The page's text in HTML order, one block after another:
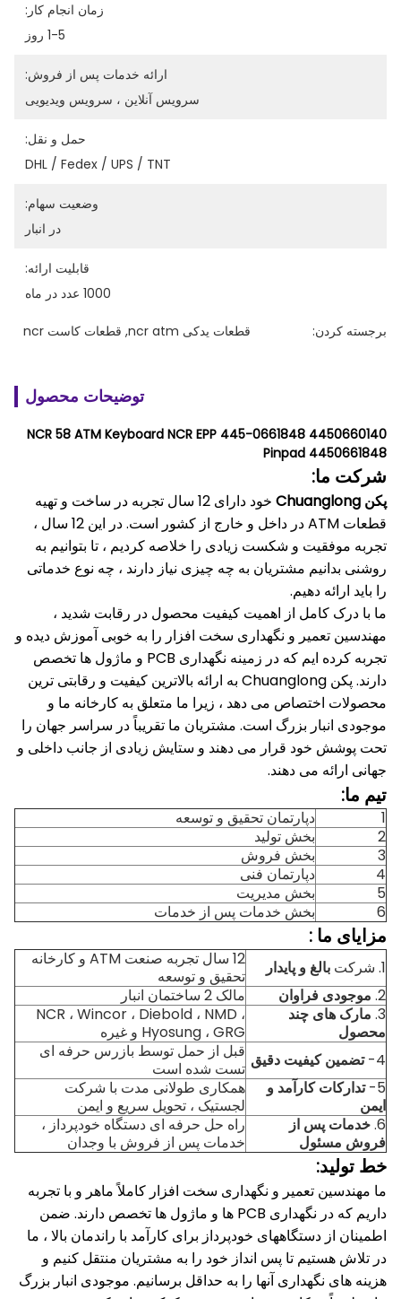
زمان انجام کار:
1-5 روز
ارائه خدمات پس از فروش:
سرویس آنلاین ، سرویس ویدیویی
حمل و نقل:
DHL / Fedex / UPS / TNT
وضعیت سهام:
در انبار
قابلیت ارائه:
1000 عدد در ماه
برجسته کردن: قطعات یدکی ncr atm , قطعات کاست ncr
توضیحات محصول
4450660140 445-0661848 NCR 58 ATM Keyboard NCR EPP
Pinpad 4450661848
شرکت ما:
پکن Chuanglong
خود دارای 12 سال تجربه در ساخت و تهیه
قطعات ATM در داخل و خارج از کشور است.
در این 12 سال ،
تجربه موفقیت و شکست زیادی را خلاصه کردیم ، تا بتوانیم به
روشنی بدانیم مشتریان به چه چیزی نیاز دارند ، چه نوع خدماتی
را باید ارائه دهیم.
ما با درک کامل از اهمیت کیفیت محصول در رقابت شدید ،
مهندسین تعمیر و نگهداری سخت افزار را به خوبی آموزش دیده و
تجربه کرده ایم که در زمینه نگهداری PCB و ماژول ها تخصص
دارند.
پکن Chuanglong به ارائه بالاترین کیفیت و رقابتی ترین
محصولات اختصاص می دهد ، زیرا ما متعلق به کارخانه ما و
موجودی انبار بزرگ است. مشتریان ما تقریباً در سراسر جهان را
تحت پوشش خود قرار می دهند و ستایش زیادی از جانب داخلی و
جهانی ارائه می دهند.
تیم ما:
1
دپارتمان تحقیق و توسعه
2
بخش تولید
3
بخش فروش
4
دپارتمان فنی
5
بخش مدیریت
6
بخش خدمات پس از خدمات
مزایای ما :
1. شرکت بالغ و پایدار
12 سال تجربه صنعت ATM و کارخانه
تحقیق و توسعه
2. موجودی فراوان
مالک 2 ساختمان انبار
3. مارک های چند
محصول
NCR ، Wincor ، Diebold ، NMD ،
Hyosung ، GRG و غیره
4-
تضمین کیفیت دقیق قبل از حمل توسط بازرس حرفه ای
تست شده است
5-
تدارکات کارآمد و
ایمن
همکاری طولانی مدت با شرکت
لجستیک ، تحویل سریع و ایمن
6. خدمات پس از
فروش مسئول
راه حل حرفه ای دستگاه خودپرداز ،
خدمات پس از فروش با وجدان
خط تولید:
ما مهندسین تعمیر و نگهداری سخت افزار کاملاً ماهر و با تجربه
داریم که در نگهداری PCB ها و ماژول ها تخصص دارند.
ضمن
اطمینان از دستگاههای خودپرداز برای کارآمد با راندمان بالا ، ما
در تلاش هستیم تا پس انداز خود را به مشتریان منتقل کنیم و
هزینه های نگهداری آنها را به حداقل برسانیم. موجودی انبار بزرگ